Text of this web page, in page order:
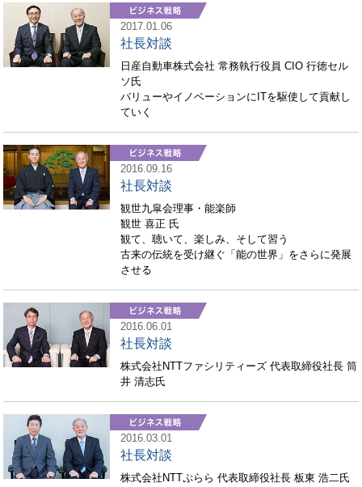
2017.01.06
社長対談
日産自動車株式会社 常務執行役員 CIO 行徳セル
ソ氏
バリューやイノベーションにITを駆使して貢献し
ていく
2016.09.16
社長対談
観世九皐会理事・能楽師
観世 喜正 氏
観て、聴いて、楽しみ、そして習う
古来の伝統を受け継ぐ「能の世界」をさらに発展
させる
2016.06.01
社長対談
株式会社NTTファシリティーズ 代表取締役社長 筒
井 清志氏
2016.03.01
社長対談
株式会社NTTぷらら 代表取締役社長 板東 浩二氏